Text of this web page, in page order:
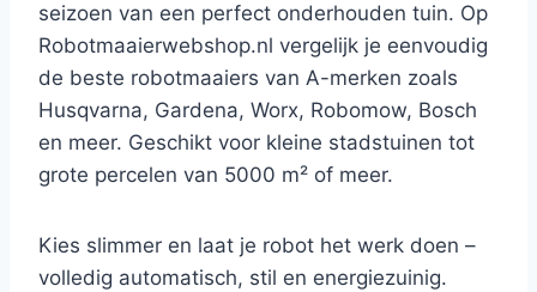
seizoen van een perfect onderhouden tuin. Op
Robotmaaierwebshop.nl vergelijk je eenvoudig
de beste robotmaaiers van A-merken zoals
Husqvarna, Gardena, Worx, Robomow, Bosch
en meer. Geschikt voor kleine stadstuinen tot
grote percelen van 5000 m² of meer.
Kies slimmer en laat je robot het werk doen –
volledig automatisch, stil en energiezuinig.